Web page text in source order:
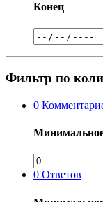
Конец
Фильтр по
0
0 Ответов